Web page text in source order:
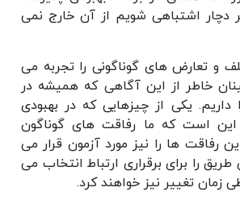
اشتباهی شویم از آن خارج نمی
و تعارض های گوناگونی را تجربه می
خاطر از این آگاهی که همیشه در
داریم. یکی از چیزهایی که در بهبودی
است که ما رفاقت های گوناگون
رفاقت ها را نیز مورد آزمون قرار می
را برای برقراری ارتباط انتخاب می
زمان تغییر نیز خواهند کرد.